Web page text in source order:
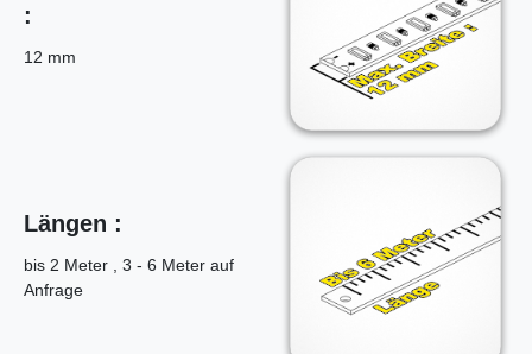
:
12 mm
Längen :
bis 2 Meter , 3 - 6 Meter auf
Anfrage